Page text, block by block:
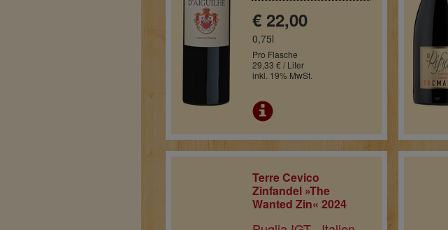
€ 22,00
0,75l
Pro Flasche
29,33 € / Liter
inkl. 19% MwSt.
Terre Cevico
Zinfandel »The
Wanted Zin« 2024